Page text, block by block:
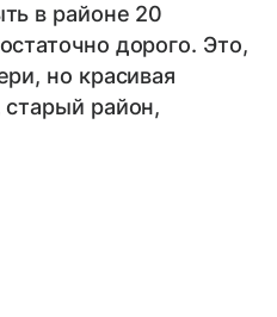
в районе 20
дорого. Это,
но красивая
район,